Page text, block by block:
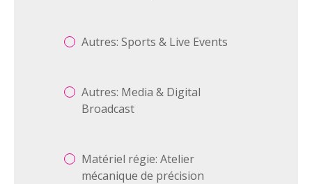
Autres: Sports & Live Events
Autres: Media & Digital
Broadcast
Matériel régie: Atelier
mécanique de précision